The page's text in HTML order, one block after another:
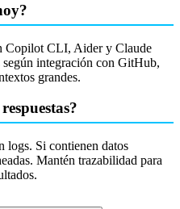
Copilot CLI, Aider y Claude
integración con GitHub,
grandes.
logs. Si contienen datos
Mantén trazabilidad para